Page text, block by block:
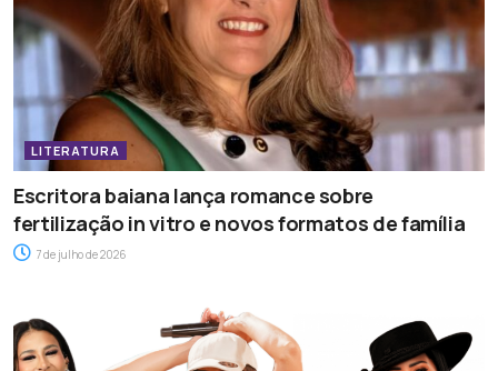
LITERATURA
Escritora baiana lança romance sobre
fertilização in vitro e novos formatos de família
7 de julho de 2026